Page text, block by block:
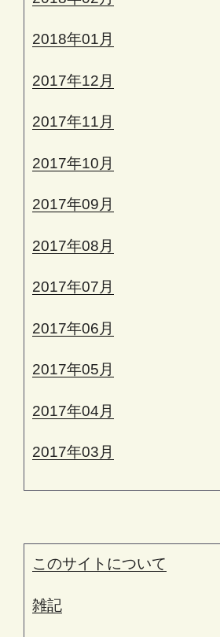
2018年01月
2017年12月
2017年11月
2017年10月
2017年09月
2017年08月
2017年07月
2017年06月
2017年05月
2017年04月
2017年03月
このサイトについて
雑記